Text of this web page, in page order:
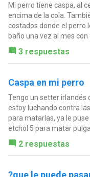
Mi perro tiene caspa, al
encima de la cola.
costados donde el perro
baño una vez al mes con
3 respuestas
Caspa en mi perro
Tengo un setter irlandés
estoy luchando contra
para matarlas, ya le
etchol 5 para matar
2 respuestas
?que le puede